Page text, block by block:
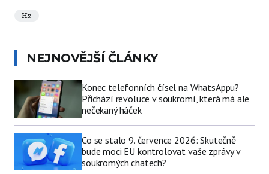
Hz
NEJNOVĚJŠÍ ČLÁNKY
Konec telefonních čísel na WhatsAppu?
Přichází revoluce v soukromí, která má ale
nečekaný háček
Co se stalo 9. července 2026: Skutečně
bude moci EU kontrolovat vaše zprávy v
soukromých chatech?